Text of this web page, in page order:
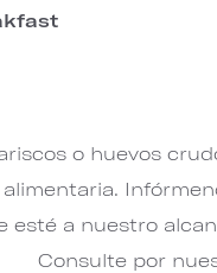
o huevos
esté a nuestro
Consulte por